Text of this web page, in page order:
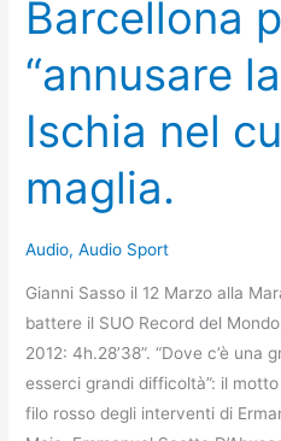
Barcellona
“annusare
Ischia nel
maglia.
Audio,Audio Sport
Gianni Sasso il 12 Marzo alla
battere il SUO Record del
2012: 4h.28’38”. “Dove c’è
esserci grandi difficoltà”: il
filo rosso degli interventi di